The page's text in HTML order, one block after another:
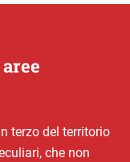
terzo del territorio
che non